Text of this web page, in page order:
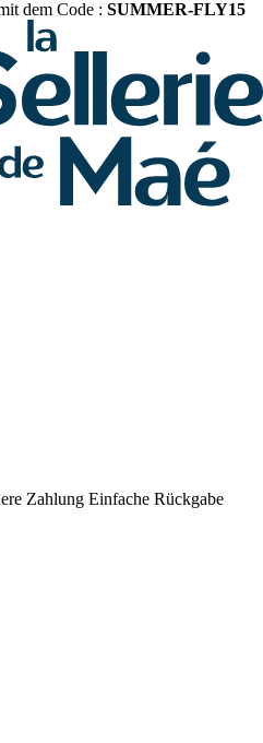
dem Code : SUMMER-FLY15
Zahlung Einfache Rückgabe